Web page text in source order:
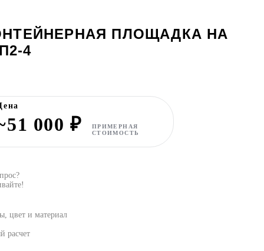
ПЛОЩАДКА НА
4
000 ₽
ПРИМЕРНАЯ
СТОИМОСТЬ
цвет и материал
расчет